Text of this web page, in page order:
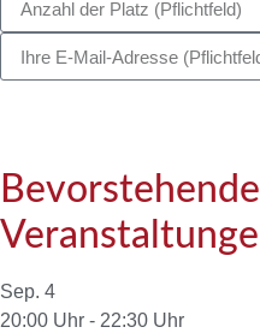
Bevorstehende
Sep. 4
20:00 Uhr - 22:30 Uhr